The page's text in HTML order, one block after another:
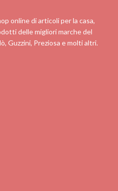
online di articoli per la casa,
delle migliori marche del
Guzzini, Preziosa e molti altri.